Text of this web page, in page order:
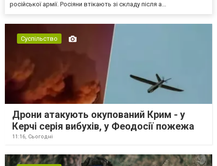
російської армії. Росіяни втікають зі складу після а...
Суспільство
Дрони атакують окупований Крим - у
Керчі серія вибухів, у Феодосії пожежа
11:16, Сьогодні